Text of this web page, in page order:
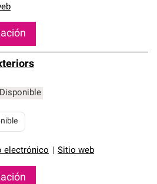
electrónico Sitio web